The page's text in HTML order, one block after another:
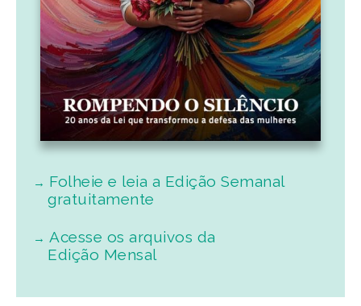
Folheie e leia a Edição Semanal
gratuitamente
Acesse os arquivos da
Edição Mensal